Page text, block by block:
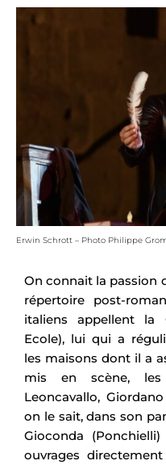
Erwin Schrott – Photo Philippe
On connait la passion
répertoire post-
italiens appellent la
Ecole), lui qui a
les maisons dont il a
mis en scène, les
Leoncavallo,
on le sait, dans son
Gioconda
ouvrages